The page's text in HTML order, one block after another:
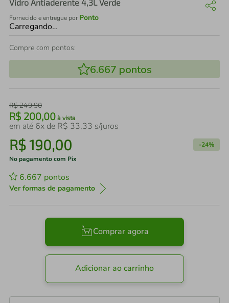
Vidro Antiaderente 4,3L Verde
Fornecido e entregue por Ponto
Carregando…
Compre com pontos:
6.667 pontos
R$249,90
R$ 200,00 à vista
em até 6x de R$ 33,33 s/juros
R$190,00 -24%
No pagamento com Pix
6.667 pontos
Ver formas de pagamento
Comprar agora
Adicionar ao carrinho